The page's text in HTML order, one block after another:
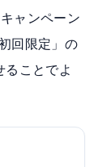
ャンペーン
回限定」の
ることでよ